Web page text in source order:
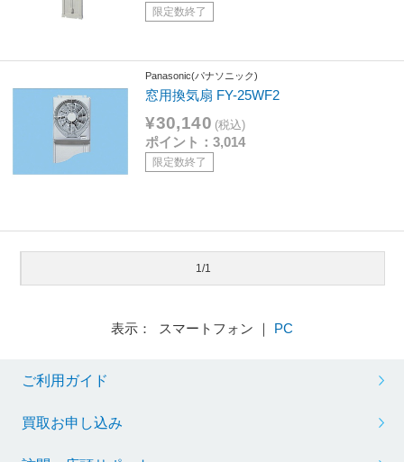
限定数終了
Panasonic(パナソニック)
窓用換気扇 FY-25WF2
¥30,140 (税込)
ポイント：3,014
限定数終了
1/1
表示： スマートフォン ｜ PC
ご利用ガイド
買取お申し込み